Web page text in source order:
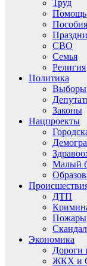
Труд
Помощь
СВО
Семья
Религия
Политика
Выборы
Законы
Нацпроекты
Малый
ДТП
Пожары
Скандал
Экономика
Дороги
ЖКХ и